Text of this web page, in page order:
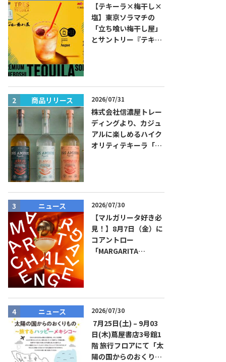
【テキーラ×梅干し×
塩】東京ソラマチの
「立ち喰い梅干し屋」
とサントリー『テキー
8月限定メニューに！
商品リリース 2026/07/31
株式会社信濃屋トレー
ディングより、カジュ
アルに楽しめるハイク
オリティテキーラ「ド
ニュース 2026/07/30
【マルガリータ好き必
見！】8月7日（金）に
コアントロー
「MARGARITA
無料！
ニュース 2026/07/30
7月25日(土) – 9月03
日(木)蔦屋書店3号館1
階 旅行フロアにて「太
陽の国からのおくりも